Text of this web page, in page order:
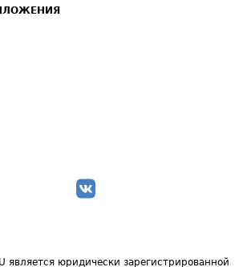
является юридически зарегистрированной